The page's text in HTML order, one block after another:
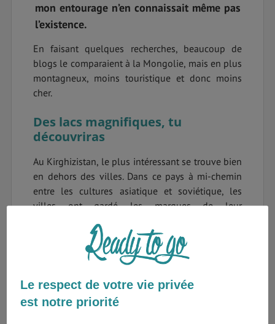
mon entourage n’en connaissait même pas
l’existence.
En faisant quelques recherches, beaucoup de
blogs le comparaient à la Mongolie, mais en plus
montagneux, moins touristique et donc moins
cher.
Des lacs magnifiques, tu
découvriras
Au Kirghizistan, le plus intéressant se trouve bien
en dehors des villes. Dans ce pays à mi-chemin
entre les cultures asiatique et soviétique, les
villes ont gardé les marques de leur
important se ressent : visages russes, turcs ou
kirghizes, le pays est un véritable mélange de
population. Si vous avez déjà voyagé en Asie,
vous devez vous souvenir à quel point les gens
peuvent vous dévisager parfois. Ici, ils ne sont
pas surpris de voir des visages aux influences
Le respect de votre vie privée
est notre priorité